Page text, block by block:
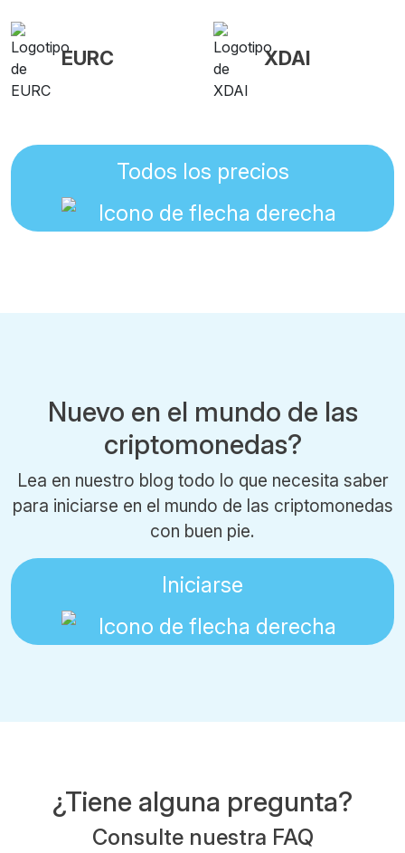
EURC XDAI
Todos los precios
Nuevo en el mundo de las
criptomonedas?
Lea en nuestro blog todo lo que necesita saber
para iniciarse en el mundo de las criptomonedas
con buen pie.
Iniciarse
¿Tiene alguna pregunta?
Consulte nuestra FAQ